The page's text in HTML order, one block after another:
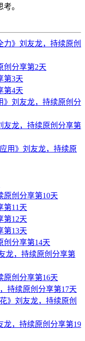
。
力》刘友龙，持续原创
创分享第2天
第3天
第4天
》刘友龙，持续原创分
友龙，持续原创分享第
用》刘友龙，持续原
原创分享第10天
第11天
第12天
第13天
创分享第14天
龙，持续原创分享第
原创分享第16天
持续原创分享第17天
》刘友龙，持续原创
龙，持续原创分享第19